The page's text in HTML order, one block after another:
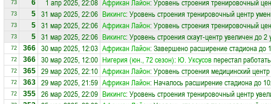
73 6 1 апр 2025, 22:08 Африкан Лайон: Уровень строения тренировочный
73 5 31 мар 2025, 22:06 Викингс: Уровень строения тренировочный центр
73 5 31 мар 2025, 22:06 Африкан Лайон: Уровень строения тренировочный
73 5 31 мар 2025, 22:06 Викингс: Уровень строения скаут-центр увеличен до 2
72 366 30 мар 2025, 12:03 Африкан Лайон: Завершено расширение стадиона до
72 366 30 мар 2025, 12:00 Нигерия (юн., 72 сезон): Ю. Уксусовперестал
72 365 29 мар 2025, 22:10 Африкан Лайон: Уровень строения медицинский
72 363 29 мар 2025, 21:59 Африкан Лайон: Началось расширение стадиона до
72 355 26 мар 2025, 22:09 Викингс: Уровень строения тренировочный центр